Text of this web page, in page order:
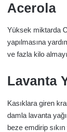
Acerola
Yüksek miktarda
yapılmasına
ve fazla kilo
Lavanta
Kasıklara giren
damla lavanta
beze emdirip